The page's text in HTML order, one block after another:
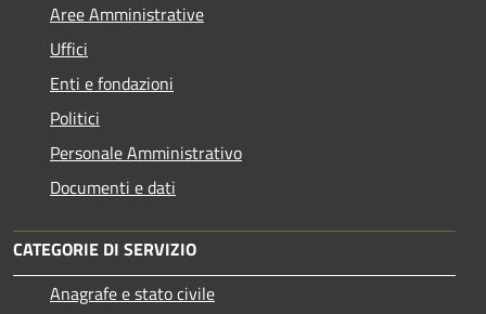
Aree Amministrative
Uffici
Enti e fondazioni
Politici
Personale Amministrativo
Documenti e dati
CATEGORIE DI SERVIZIO
Anagrafe e stato civile